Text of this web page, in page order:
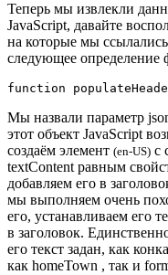
Теперь мы извлекли
JavaScript, давайте
на которые мы
следующее
function
Мы назвали параметр
этот объект JavaScript
создаём элемент (en-US) с
textContent равным
добавляем его в
мы выполняем очень
его, устанавливаем его
в заголовок.
его текст задан, как
как homeTown , так и